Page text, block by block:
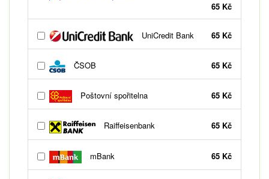
65 Kč
UniCredit Bank 65 Kč
ČSOB 65 Kč
Poštovní spořitelna 65 Kč
Raiffeisenbank 65 Kč
mBank 65 Kč